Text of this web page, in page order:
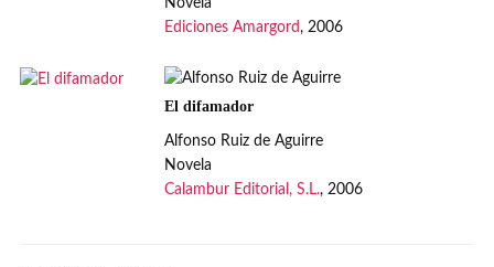
Novela
Ediciones Amargord, 2006
El difamador
Alfonso Ruiz de Aguirre
Novela
Calambur Editorial, S.L., 2006